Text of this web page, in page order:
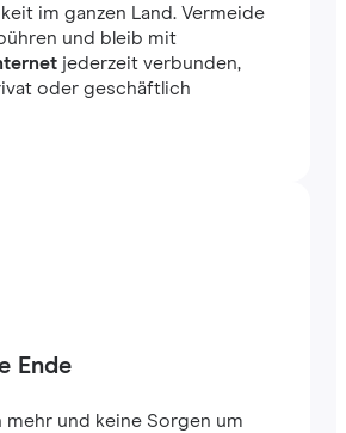
im ganzen Land. Vermeide
und bleib mit
jederzeit verbunden,
oder geschäftlich
Ende
mehr und keine Sorgen um